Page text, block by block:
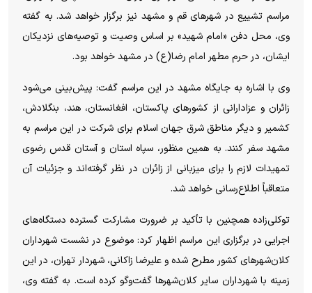
مراسم تشییع در شهرهای قم و مشهد نیز برگزار خواهد شد. به گفته
وی، محل دفن «امام شهید» بر اساس وصیت و توصیه‌های نزدیکان
ایشان، در حرم مطهر امام رضا(ع) در مشهد خواهد بود.
وی با اشاره به جایگاه مشهد در این مراسم گفت: پیش‌بینی می‌شود
زائران و عزادارانی از کشورهای پاکستان، افغانستان، هند، بنگلادش،
کشمیر و دیگر مناطق شرق جهان اسلام برای شرکت در این مراسم به
مشهد سفر کنند. به همین منظور، سپاه استان و آستان قدس رضوی
تمهیدات لازم را برای میزبانی از زائران در نظر گرفته‌اند و جزئیات آن
متعاقباً اطلاع‌رسانی خواهد شد.
توکلی‌زاده همچنین با تأکید بر ضرورت مشارکت گسترده دستگاه‌های
اجرایی در برگزاری این مراسم اظهار کرد: موضوع در نشست شهرداران
کلان‌شهرهای کشور مطرح شده و علیرضا زاکانی، شهردار تهران، در این
زمینه با شهرداران سایر کلان‌شهرها گفت‌وگو کرده است. به گفته وی،